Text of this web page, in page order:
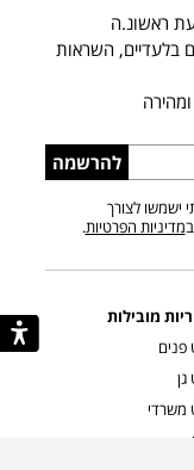
ראשונ.ה
בלעדיים, השראות
להרשמה
ישמשו לצורך
מדיניות הפרטיות.
מובילות
פנים
גן
משרדי